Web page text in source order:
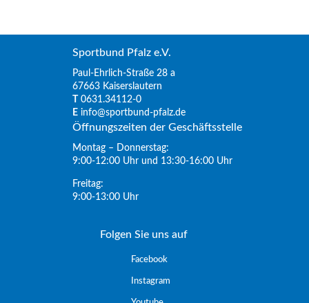
Sportbund Pfalz e.V.
Paul-Ehrlich-Straße 28 a
67663 Kaiserslautern
T0631.34112-0
E info@sportbund-pfalz.de
Öffnungszeiten der Geschäftsstelle
Montag – Donnerstag:
9:00-12:00 Uhr und 13:30-16:00 Uhr
Freitag:
9:00-13:00 Uhr
Folgen Sie uns auf
Facebook
Instagram